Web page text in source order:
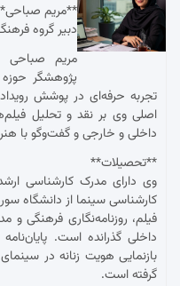
**مریم
دبیر گروه
مریم صباحی
پژوهشگر
تجربه حرفه‌ای در پوشش
اصلی وی بر نقد و تحلیل
داخلی و خارجی و گفت‌وگو با
**تحصیلات**
وی دارای مدرک کارشناسی
کارشناسی سینما از دانشگاه
فیلم، روزنامه‌نگاری فرهنگی و
داخلی گذرانده است.
بازنمایی هویت زنانه در
گرفته است.